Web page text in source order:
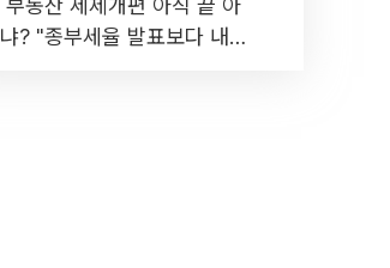
부동산 세제개편 아직 끝 아
냐? "종부세율 발표보다 내릴